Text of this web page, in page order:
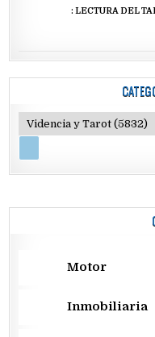
: LECTURA DEL
Motor
Inmobiliaria